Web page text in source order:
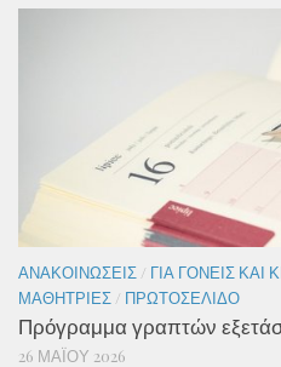
ΑΝΑΚΟΙΝΏΣΕΙΣ / ΓΙΑ ΓΟΝΕΊΣ
ΜΑΘΉΤΡΙΕΣ / ΠΡΩΤΟΣΈΛΙΔΟ
Πρόγραμμα γραπτών
26 ΜΑΪ́ΟΥ 2026